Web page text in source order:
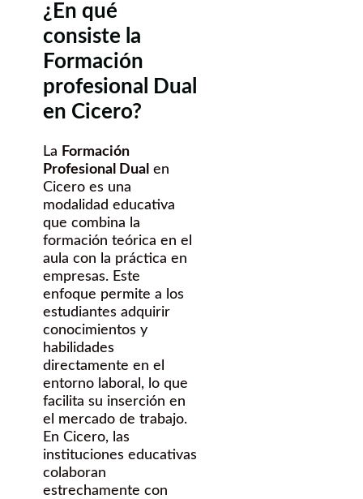
¿En qué
consiste la
Formación
profesional Dual
en Cicero?
La Formación
Profesional Dual en
Cicero es una
modalidad educativa
que combina la
formación teórica en el
aula con la práctica en
empresas. Este
enfoque permite a los
estudiantes adquirir
conocimientos y
habilidades
directamente en el
entorno laboral, lo que
facilita su inserción en
el mercado de trabajo.
En Cicero, las
instituciones educativas
colaboran
estrechamente con